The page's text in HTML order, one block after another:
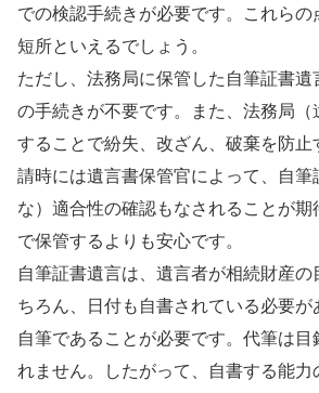
での検認手続きが必要です。これら
短所といえるでしょう。
ただし、法務局に保管した自筆証書
の手続きが不要です。また、法務局（
することで紛失、改ざん、破棄を防止
請時には遺言書保管官によって、自筆
な）適合性の確認もなされることが期
で保管するよりも安心です。
自筆証書遺言は、遺言者が相続財産の
ちろん、日付も自書されている必要が
自筆であることが必要です。代筆は目
れません。したがって、自書する能